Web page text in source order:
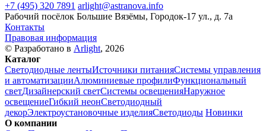
+7 (495) 320 7891 arlight@astranova.info
Рабочий посёлок Большие Вязёмы, Городок-17 ул., д. 7а
Контакты
Правовая информация
© Разработано в Arlight, 2026
Каталог
Светодиодные лентыИсточники питанияСистемы управления
и автоматизацииАлюминиевые профилиФункциональный
светДизайнерский светСистемы освещенияНаружное
освещениеГибкий неонСветодиодный
декорЭлектроустановочные изделияСветодиоды Новинки
О компании